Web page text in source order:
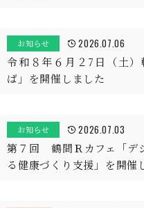
お知らせ 2026.07.06
令和８年６月２7日（土
ば」を開催しました
お知らせ 2026.07.03
第７回 鶴間Ｒカフェ「デ
る健康づくり支援」を開催